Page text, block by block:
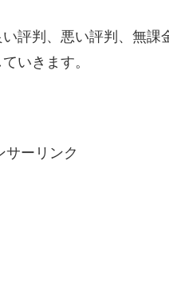
評判、悪い評判、無課
いきます。
サーリンク